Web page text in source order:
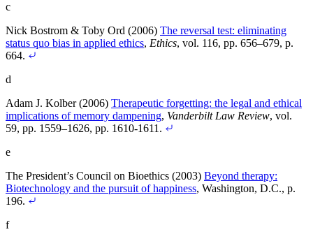
c
Nick Bostrom & Toby Ord (2006) The reversal test: eliminating
status quo bias in applied ethics, Ethics, vol. 116, pp. 656–679, p.
664.
d
Adam J. Kolber (2006) Therapeutic forgetting: the legal and ethical
implications of memory dampening, Vanderbilt Law Review, vol.
59, pp. 1559–1626, pp. 1610-1611 .
e
The President’s Council on Bioethics (2003) Beyond therapy:
Biotechnology and the pursuit of happiness, Washington, D.C., p.
196.
f